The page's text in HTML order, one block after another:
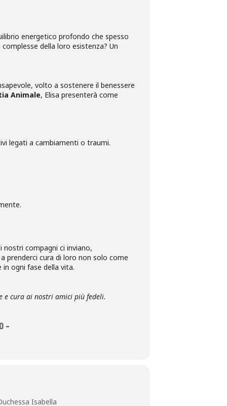
energetico profondo che spesso
della loro esistenza? Un
volto a sostenere il benessere
Animale, Elisa presenterà come
legati a cambiamenti o traumi.
nostri compagni ci inviano,
prenderci cura di loro non solo come
ogni fase della vita.
e cura ai nostri amici più fedeli.
–
Isabella